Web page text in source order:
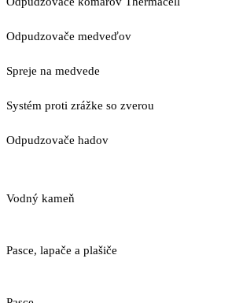
Odpudzovače medveďov
Spreje na medvede
Systém proti zrážke so zverou
Odpudzovače hadov
Vodný kameň
Pasce, lapače a plašiče